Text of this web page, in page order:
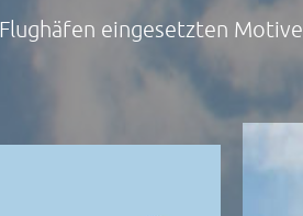
eingesetzten Motive.